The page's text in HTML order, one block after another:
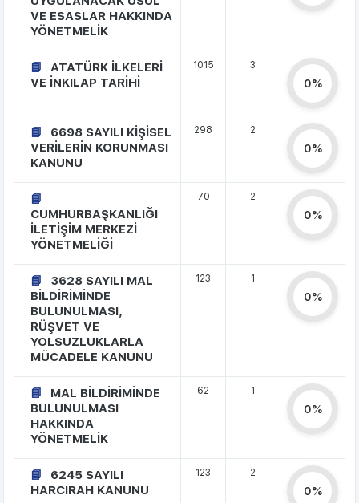
VE ESASLAR HAKKINDA
YÖNETMELİK
ATATÜRK İLKELERİ
VE İNKILAP TARİHİ
1015 3
0%
6698 SAYILI KİŞİSEL
VERİLERİN KORUNMASI
KANUNU
298 2
0%
CUMHURBAŞKANLIĞI
İLETİŞİM MERKEZİ
YÖNETMELİĞİ
70 2
0%
3628 SAYILI MAL
BİLDİRİMİNDE
BULUNULMASI,
RÜŞVET VE
YOLSUZLUKLARLA
MÜCADELE KANUNU
123 1
0%
MAL BİLDİRİMİNDE
BULUNULMASI
HAKKINDA
YÖNETMELİK
62 1
0%
6245 SAYILI
HARCIRAH KANUNU
123 2
0%